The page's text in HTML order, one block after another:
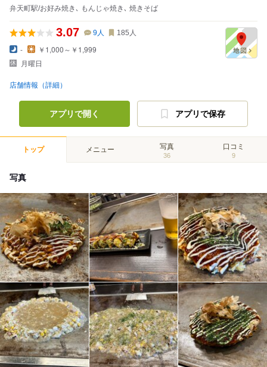
弁天町駅/お好み焼き､ もんじゃ焼き､ 焼きそば
3.07 9人 185 人
-
￥1,000～￥1,999
月曜日
店舗情報（詳細）
アプリで開く アプリで保存
トップ メニュー 写真
36
口コミ
9
写真